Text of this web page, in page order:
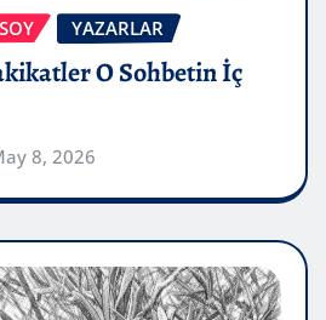
YAZARLAR
O Sohbetin İç
8, 2026